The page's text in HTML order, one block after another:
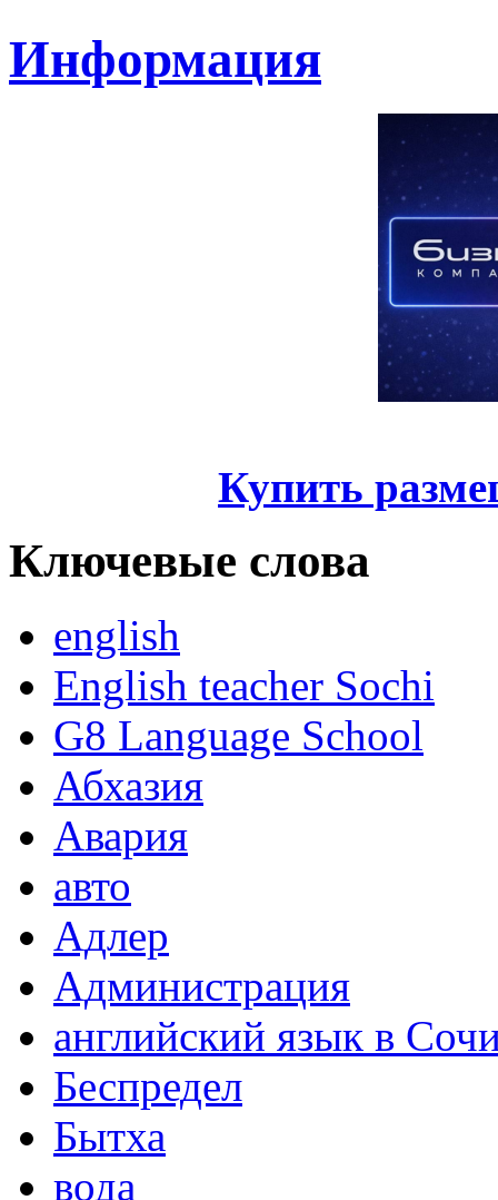
Информация
Купить
Ключевые слова
english
English teacher Sochi
G8 Language School
Абхазия
Авария
авто
Адлер
Администрация
английский язык в
Беспредел
Бытха
вода